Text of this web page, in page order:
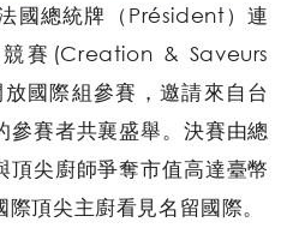
國總統牌（Président）連
賽(Creation & Saveurs
國際組參賽，邀請來自台
參賽者共襄盛舉。決賽由總
頂尖廚師爭奪市值高達臺幣
頂尖主廚看見名留國際。